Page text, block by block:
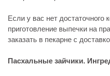
Если у вас нет достаточного
приготовление выпечки на
заказать в пекарне с
Пасхальные зайчики.